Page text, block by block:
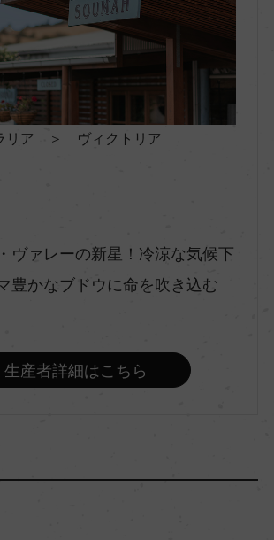
リア ＞ ヴィクトリア
ヴァレーの新星！冷涼な気候下
豊かなブドウに命を吹き込む
生産者詳細はこちら